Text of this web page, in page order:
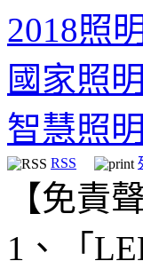
2018照
國家照明
智慧照
RSS
【免責
1、「